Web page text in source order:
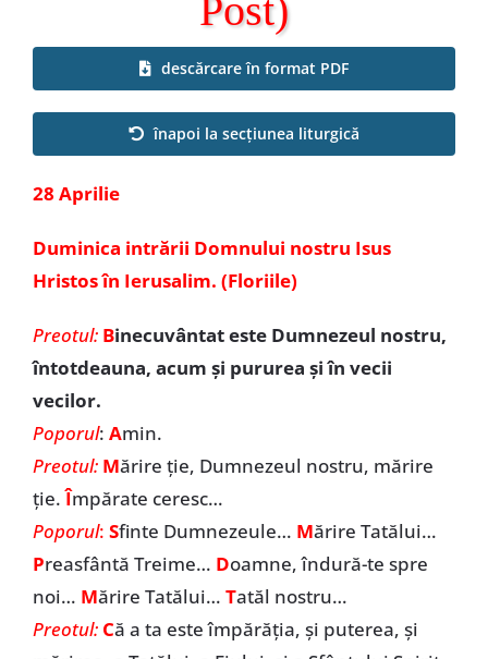
Post)
descărcare în format PDF
înapoi la secțiunea liturgică
28 Aprilie
Duminica intrării Domnului nostru Isus
Hristos în Ierusalim. (Floriile)
Preotul: Binecuvântat este Dumnezeul nostru,
întotdeauna, acum și pururea și în vecii
vecilor.
Poporul: Amin.
Preotul: Mărire ție, Dumnezeul nostru, mărire
ție.Împărate ceresc…
Poporul: Sfinte Dumnezeule… Mărire Tatălui…
Preasfântă Treime… Doamne, îndură-te spre
noi… Mărire Tatălui… Tatăl nostru…
Preotul: Că a ta este împărăția, și puterea, și